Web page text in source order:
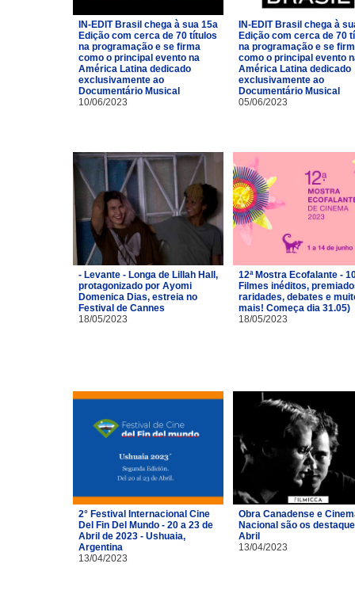
IN-EDIT Brasil chega à sua 15a
Edição com cerca de 70 títulos
na programação e se firma
como o principal evento na
América Latina dedicado
exclusivamente ao
Documentário Musical
10/06/2023
IN-EDIT Brasil chega à
Edição com cerca de 70
na programação e se
como o principal evento
América Latina dedicado
exclusivamente ao
Documentário Musical
05/06/2023
- Levante - Longa de Lillah Hall,
protagonizado por Ayomi
Domenica Dias, estreia no
Festival de Cannes
18/05/2023
12ª Mostra Ecofalante -
Filmes inéditos,
raridades, debates e
mais! Começa dia 31.05)
18/05/2023
2° Festival Internacional Cine
Del Fin Del Mundo - 20 a 23 de
Abril de 2023 - Ushuaia,
Argentina
13/04/2023
Obra Canadense e
Nacional são os
Abril
13/04/2023